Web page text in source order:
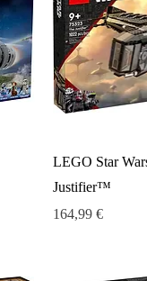
LEGO Star
Justifier™
Prix
164,99 €